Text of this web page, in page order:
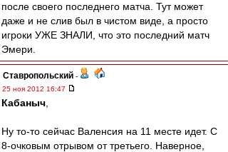
после своего последнего матча. Тут может
даже и не слив был в чистом виде, а просто
игроки УЖЕ ЗНАЛИ, что это последний матч
Эмери.
Ставропольский -
25 ноя 2012 16:47
Кабаныч
Ну то-то сейчас Валенсия на 11 месте идет. С
8-очковым отрывом от третьего. Наверное,